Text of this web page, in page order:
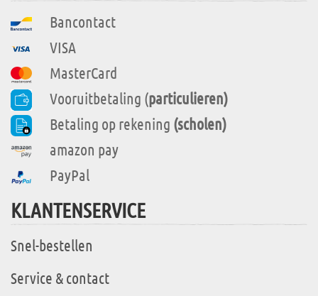
Bancontact
VISA
MasterCard
Vooruitbetaling (particulieren)
Betaling op rekening (scholen)
amazon pay
PayPal
KLANTENSERVICE
Snel-bestellen
Service & contact